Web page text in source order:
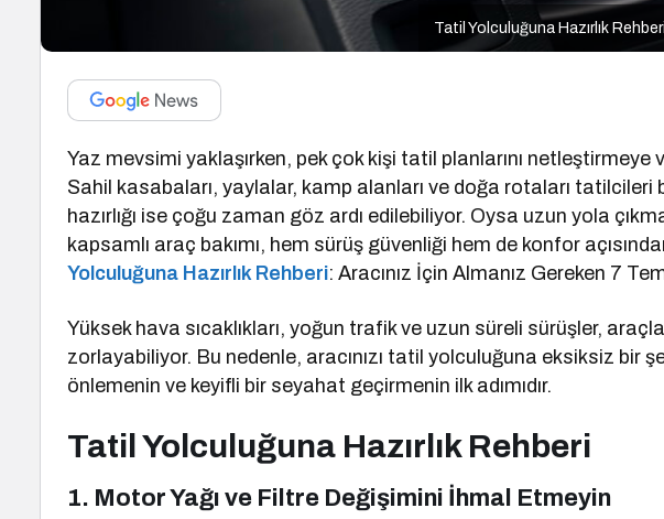
Tatil Yolculuğuna Hazırlık
Yaz mevsimi yaklaşırken, pek çok kişi tatil planlarını netleştirmeye
Sahil kasabaları, yaylalar, kamp alanları ve doğa rotaları
hazırlığı ise çoğu zaman göz ardı edilebiliyor. Oysa uzun yola
kapsamlı araç bakımı, hem sürüş güvenliği hem de konfor
Yolculuğuna Hazırlık Rehberi: Aracınız İçin Almanız Gereken 7
Yüksek hava sıcaklıkları, yoğun trafik ve uzun süreli sürüşler,
zorlayabiliyor. Bu nedenle, aracınızı tatil yolculuğuna eksiksiz bir
önlemenin ve keyifli bir seyahat geçirmenin ilk adımıdır.
Tatil Yolculuğuna Hazırlık Rehberi
1. Motor Yağı ve Filtre Değişimini İhmal Etmeyin